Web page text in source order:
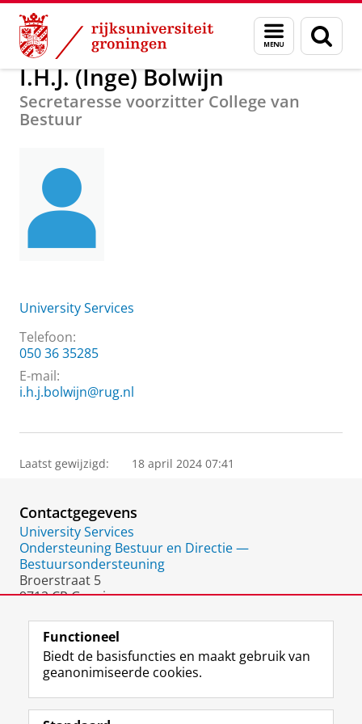
Skip
Content
Skip
Navigation
Menu
en
zoeken
Over ons I.H.J. (Inge) Bolwijn
I.H.J. (Inge) Bolwijn
Secretaresse voorzitter College van
Bestuur
University Services
Telefoon:
050 36 35285
E-mail:
i.h.j.bolwijn@rug.nl
Laatst gewijzigd: 18 april 2024 07:41
Contactgegevens
University Services
Ondersteuning Bestuur en Directie —
Bestuursondersteuning
Broerstraat 5
9712 CP Groningen
Volg de RUG
F
a
L
i
R
S
I
n
Y
o
Functioneel
Biedt de basisfuncties en maakt gebruik van
geanonimiseerde cookies.